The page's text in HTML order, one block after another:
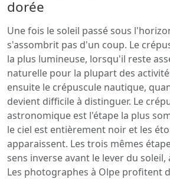
dorée
Une fois le soleil passé sous
s'assombrit pas d'un coup. Le
la plus lumineuse, lorsqu'il reste
naturelle pour la plupart des
ensuite le crépuscule nautique,
devient difficile à distinguer. Le
astronomique est l'étape la plus
le ciel est entièrement noir et les
apparaissent. Les trois mêmes
sens inverse avant le lever du soleil,
Les photographes à Olpe profitent